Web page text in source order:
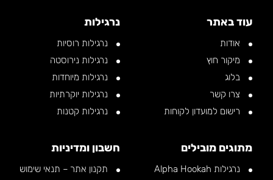
עוד באתר
אודות
מיקור חוץ
בלוג
צרו קשר
רישום למועדון לקוחות
נרגילות
נרגילות רוסיות
נרגילות נירוסטה
נרגילות מיוחדות
נרגילות יוקרתיות
נרגילות קטנות
מתוגים מובילים
נרגילות Alpha Hookah
חשבון ומדיניות
תקנון אתר – תנאי שימוש